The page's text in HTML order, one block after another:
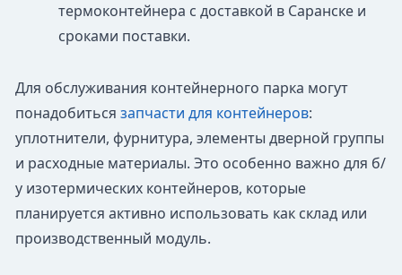
термоконтейнера с доставкой в Саранске и
сроками поставки.
Для обслуживания контейнерного парка могут
понадобиться запчасти для контейнеров:
уплотнители, фурнитура, элементы дверной группы
и расходные материалы. Это особенно важно для б/
у изотермических контейнеров, которые
планируется активно использовать как склад или
производственный модуль.